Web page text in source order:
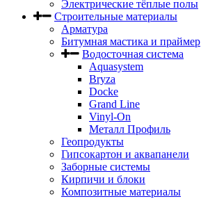
Электрические тёплые полы
Строительные материалы
Арматура
Битумная мастика и праймер
Водосточная система
Aquasystem
Bryza
Docke
Grand Line
Vinyl-On
Металл Профиль
Геопродукты
Гипсокартон и аквапанели
Заборные системы
Кирпичи и блоки
Композитные материалы